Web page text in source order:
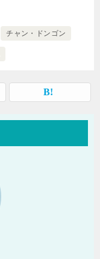
チャン・ドンゴン